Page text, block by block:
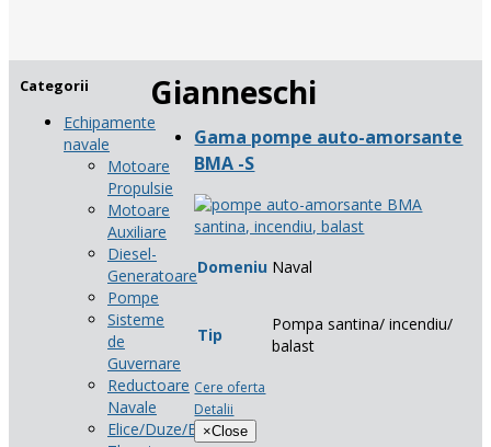
Categorii
Echipamente
navale
Motoare
Propulsie
Motoare
Auxiliare
Diesel-
Generatoare
Pompe
Sisteme
de
Guvernare
Reductoare
Navale
Elice/Duze/Bow-
Gianneschi
Gama pompe auto-amorsante
BMA -S
Domeniu Naval
Tip
Pompa santina/ incendiu/
balast
Cere oferta
Detalii
×Close